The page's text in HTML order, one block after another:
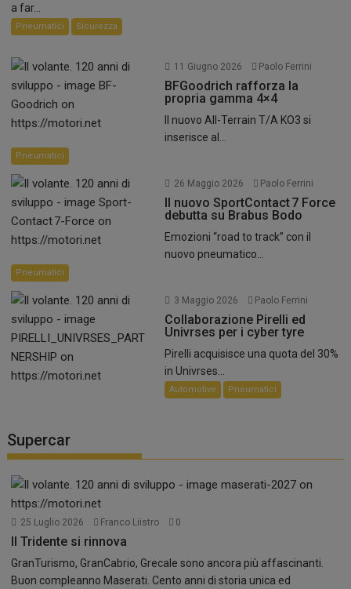
a far...
Pneumatici Sicurezza
11 Giugno 2026 Paolo Ferrini
BFGoodrich rafforza la
propria gamma 4×4
Il nuovo All-Terrain T/A KO3 si
inserisce al...
Pneumatici
26 Maggio 2026 Paolo Ferrini
Il nuovo SportContact 7 Force
debutta su Brabus Bodo
Emozioni “road to track” con il
nuovo pneumatico...
Pneumatici
3 Maggio 2026 Paolo Ferrini
Collaborazione Pirelli ed
Univrses per i cyber tyre
Pirelli acquisisce una quota del 30%
in Univrses...
Automotive Pneumatici
Supercar
25 Luglio 2026 Franco Liistro 0
Il Tridente si rinnova
GranTurismo, GranCabrio, Grecale sono ancora più affascinanti.
Buon compleanno Maserati. Cento anni di storia unica ed